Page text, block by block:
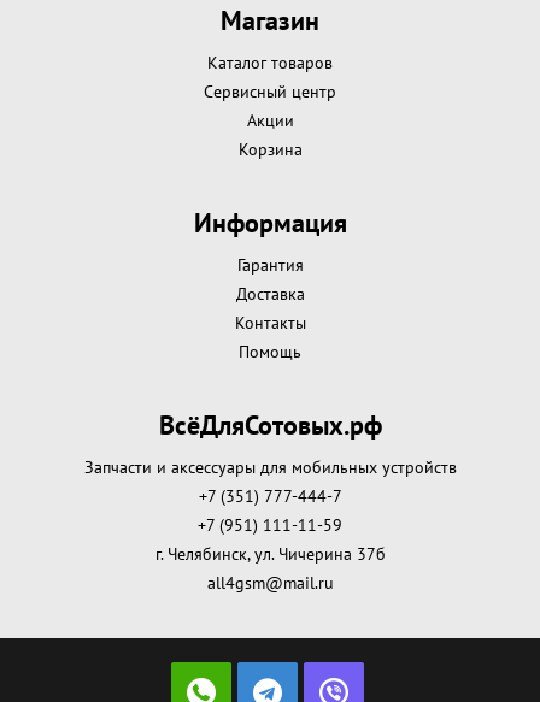
Магазин
Каталог товаров
Сервисный центр
Акции
Корзина
Информация
Гарантия
Доставка
Контакты
Помощь
ВсёДляСотовых.рф
Запчасти и аксессуары для мобильных устройств
+7 (351) 777-444-7
+7 (951) 111-11-59
г. Челябинск, ул. Чичерина 37б
all4gsm@mail.ru